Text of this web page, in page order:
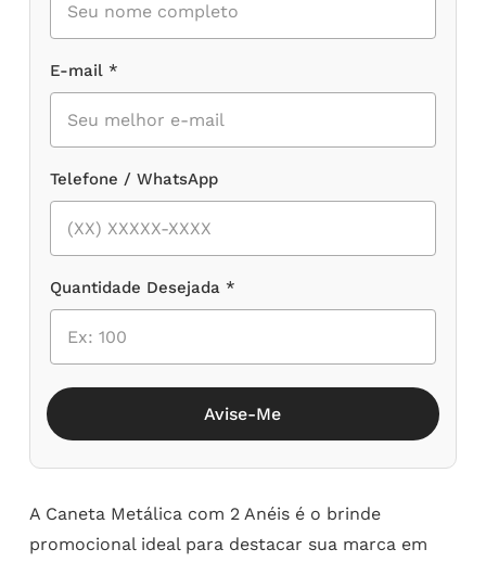
E-mail *
Telefone / WhatsApp
Quantidade Desejada *
Avise-Me
A Caneta Metálica com 2 Anéis é o brinde
promocional ideal para destacar sua marca em